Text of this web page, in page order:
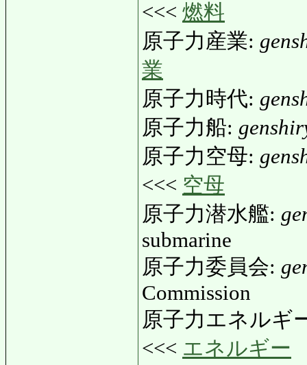
<<< 燃料
原子力産業:
業
原子力時代:
原子力船:
原子力空母:
<<< 空母
原子力潜水艦:
submarine
原子力委員会:
Commission
原子力エネルギ
<<< エネルギー